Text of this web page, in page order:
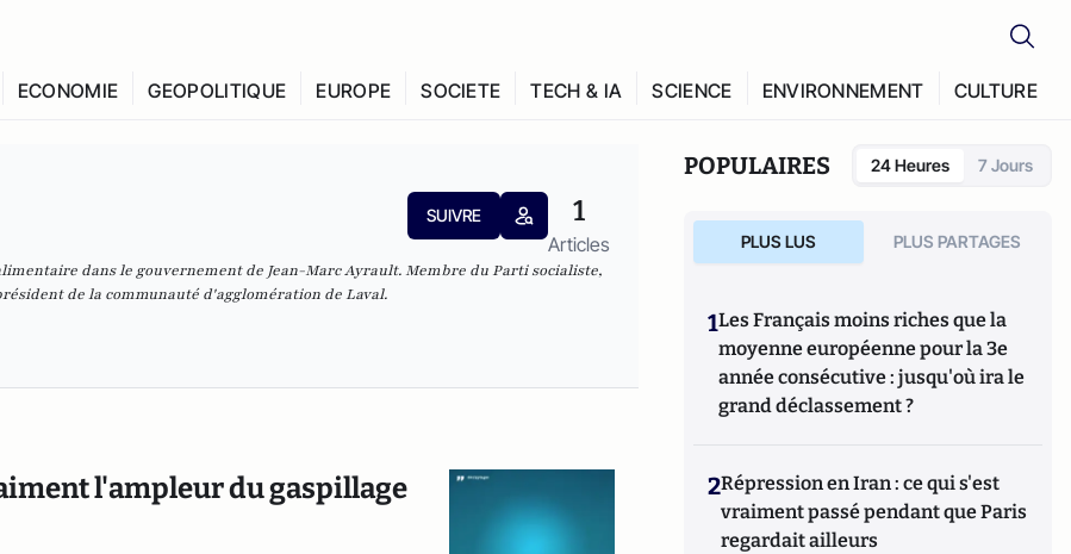
ECONOMIE GEOPOLITIQUE EUROPE SOCIETE TECH & IA SCIENCE ENVIRONNEMENT CULTURE
SUIVRE 1
Articles
dans le gouvernement de Jean-Marc Ayrault. Membre du Parti socialiste,
de la communauté d'agglomération de Laval.
l'ampleur du gaspillage
POPULAIRES 24 Heures 7 Jours
PLUS LUS PLUS PARTAGES
1Les Français moins riches que la
moyenne européenne pour la 3e
année consécutive : jusqu'où ira le
grand déclassement ?
2Répression en Iran : ce qui s'est
vraiment passé pendant que Paris
regardait ailleurs